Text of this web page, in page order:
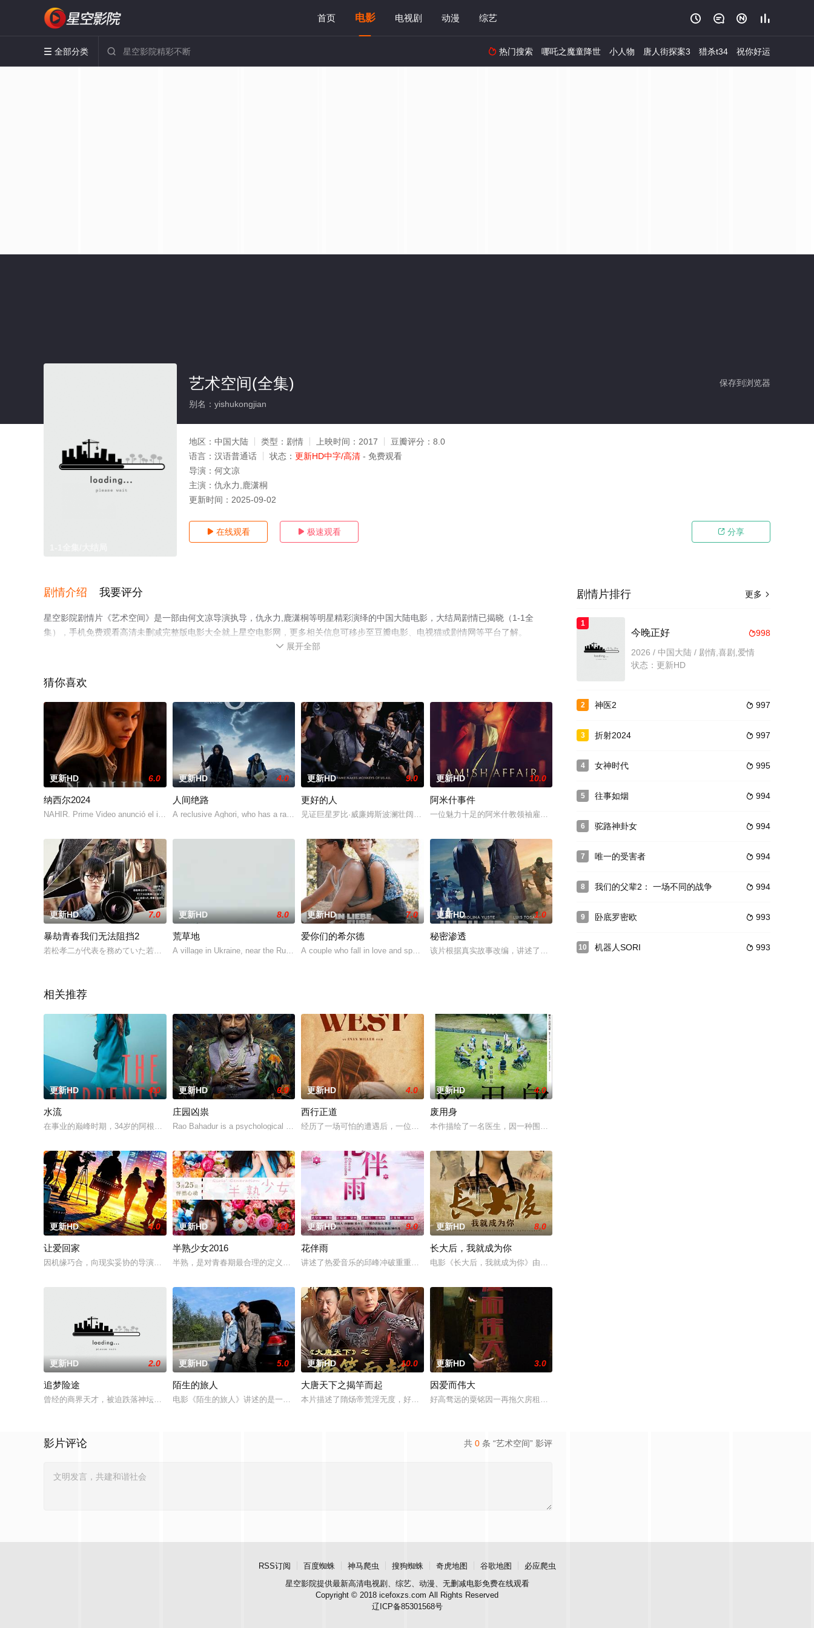
首页 电影 电视剧 动漫 综艺    
 全部分类   热门搜索 哪吒之魔童降世 小人物 唐人街探案3 猎杀t34 祝你好运
保存到浏览器
艺术空间(全集)
别名：yishukongjian
地区： 中国大陆 类型： 剧情 上映时间： 2017 豆瓣评分： 8.0
语言： 汉语普通话 状态： 更新HD中字/高清 - 免费观看
导演： 何文凉
主演： 仇永力,鹿潇桐
更新时间： 2025-09-02
 在线观看  极速观看  分享
剧情介绍 我要评分
星空影院剧情片《艺术空间》是一部由何文凉导演执导，仇永力,鹿潇桐等明星精彩演绎的中国大陆电影，大结局剧情已揭晓（1-1全
集），手机免费观看高清未删减完整版电影大全就上星空电影网，更多相关信息可移步至豆瓣电影、电视猫或剧情网等平台了解。
 展开全部
猜你喜欢
更新HD 6.0
纳西尔2024
NAHIR. Prime Video anunció el inicio de la producción d
更新HD 4.0
人间绝路
A reclusive Aghori, who has a rare human condition goes
更新HD 9.0
更好的人
见证巨星罗比·威廉姆斯波澜壮阔的不凡人生，除了名利、金钱、欲望之外，还有很多你不知道的事……
更新HD 10.0
阿米什事件
一位魅力十足的阿米什教领袖雇佣汉娜来照顾他生病的妻子。两人秘密的关系由此点燃，但当亚伦的妻子在可
更新HD 7.0
暴劫青春我们无法阻挡2
若松孝二が代表を務めていた若松プロダクションの黎明期を描いた前作「止められるか、俺たちを」。若松が愛知?名古屋
更新HD 8.0
荒草地
A village in Ukraine, near the Russian border. The only
更新HD 7.0
爱你们的希尔德
A couple who fall in love and spend a joyful summer unt
更新HD 1.0
秘密渗透
该片根据真实故事改编，讲述了一名国家警察特工在上世纪 90 年代年在年仅 20 岁的时候，以洛格罗尼奥良拒
相关推荐
更新HD 4.0
水流
在事业的巅峰时期，34岁的阿根廷造型师丽娜在瑞士的一场颁奖典礼后，被一种突如其来的冲动驱使。回到布宜诺斯艾利斯
更新HD 6.0
庄园凶祟
Rao Bahadur is a psychological drama set against the ba
更新HD 4.0
西行正道
经历了一场可怕的遭遇后，一位小镇女子向疏远的哥哥借了钱，独自一人踏上穿越西德克萨斯州的旅程，寻求紧急医疗救助。
更新HD 4.0
废用身
本作描绘了一名医生，因一种围绕“废用身”——因瘫痪等原因已无恢复可能的四肢——的治疗方法，而一步步踏
更新HD 4.0
让爱回家
因机缘巧合，向现实妥协的导演朱达仁萌生拍一部《河南人在北京》电影的念头，在说服主编姚松、老乡韩战、二房东杨小强
更新HD 8.0
半熟少女2016
半熟，是对青春期最合理的定义，它是梦开始的地方，没有深思熟虑，只有最单纯的坚定，然而，在这个充满意外的年纪，未
更新HD 9.0
花伴雨
讲述了热爱音乐的邱峰冲破重重阻力，克服种种困难，组建乐队追求自己的音乐梦想，并走出了困住他的亲情隔阂，和父亲和
更新HD 8.0
长大后，我就成为你
电影《长大后，我就成为你》由中共四川省第十一届党代表、第十二届中华慈善奖最具爱心慈善楷模张彦杰老
更新HD 2.0
追梦险途
曾经的商界天才，被迫跌落神坛。被那微不足道的成就麻醉过后他该如何面对现实，能改变他的命运的是谁？什么才是生命价
更新HD 5.0
陌生的旅人
电影《陌生的旅人》讲述的是一部关于叛逆女孩林西西与颓废的犯罪悬疑小说家方云生前往石牛寨所发生的故事。通过描述两
更新HD 10.0
大唐天下之揭竿而起
本片描述了隋炀帝荒淫无度，好大喜功，施暴政，不听真言，最终导致大规模农民起义的故事。隋末至唐初，广征史籍记载，
更新HD 3.0
因爱而伟大
好高骛远的粟铭因一再拖欠房租而被房东扫地出门，妻子也不堪忍受离他而去，粟铭独自带着6岁孩子，无路
共 0 条 “艺术空间” 影评
影片评论
更多 
剧情片排行
1
998
今晚正好
2026 / 中国大陆 / 剧情,喜剧,爱情
状态：更新HD
2  997
神医2
3  997
折射2024
4  995
女神时代
5  994
往事如烟
6  994
驼路神卦女
7  994
唯一的受害者
8  994
我们的父辈2： 一场不同的战争
9  993
卧底罗密欧
10  993
机器人SORI
RSS订阅 百度蜘蛛 神马爬虫 搜狗蜘蛛 奇虎地图 谷歌地图
必应爬虫
星空影院提供最新高清电视剧、综艺、动漫、无删减电影免费在线观看
Copyright © 2018 icefoxzs.com All Rights Reserved
辽ICP备85301568号